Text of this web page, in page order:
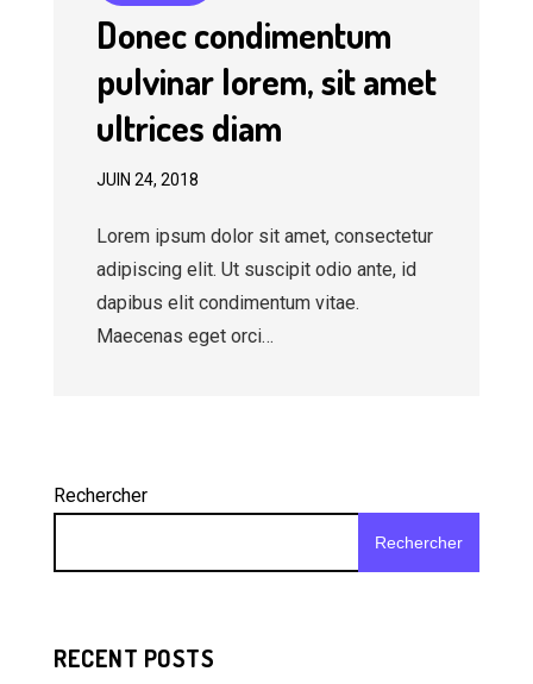
Donec condimentum
pulvinar lorem, sit amet
ultrices diam
JUIN 24, 2018
Lorem ipsum dolor sit amet, consectetur
adipiscing elit. Ut suscipit odio ante, id
dapibus elit condimentum vitae.
Maecenas eget orci…
Rechercher
Rechercher
RECENT POSTS